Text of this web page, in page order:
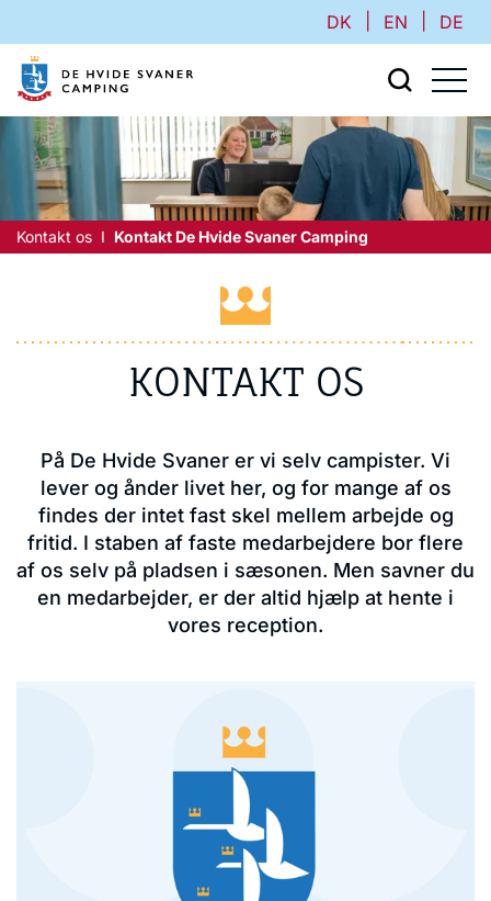
DK EN DE
Kontakt os Kontakt De Hvide Svaner Camping
KONTAKT OS
På De Hvide Svaner er vi selv campister. Vi
lever og ånder livet her, og for mange af os
findes der intet fast skel mellem arbejde og
fritid. I staben af faste medarbejdere bor flere
af os selv på pladsen i sæsonen. Men savner du
en medarbejder, er der altid hjælp at hente i
vores reception.